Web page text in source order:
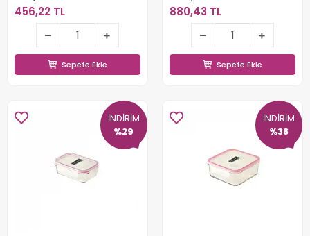
456,22 TL
456,22 TL
Sepete Ekle
Sepete Ekle
880,43 TL
880,43 TL
Sepete Ekle
Sepete Ekle
İNDİRİM
%29
İNDİRİM
%38